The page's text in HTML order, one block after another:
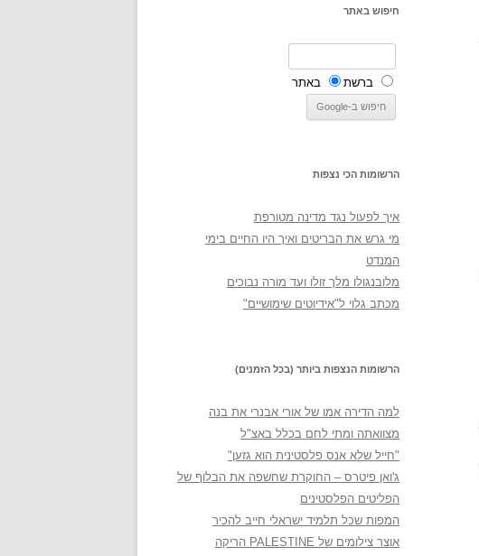
חיפוש באתר
ברשת באתר
הרשומות הכי נצפות
איך לפעול נגד מדינה מטורפת
מי גרש את הבריטים ואיך היו החיים בימי
המנדט
מלובנגולו מלך זולו ועד מורה נבוכים
מכתב גלוי ל"אידיוטים שימושיים"
הרשומות הנצפות ביותר (בכל הזמנים)
למה הדירה אמו של אורי אבנרי את בנה
מצוואתה ומתי לחם בכלל באצ"ל
"חייל שלא אנס פלסטינית הוא גזען"
ג'ואן פיטרס – החוקרת שחשפה את הבלוף של
הפליטים הפלסטינים
המפות שכל תלמיד ישראלי חייב להכיר
אוצר צילומים של PALESTINE הריקה